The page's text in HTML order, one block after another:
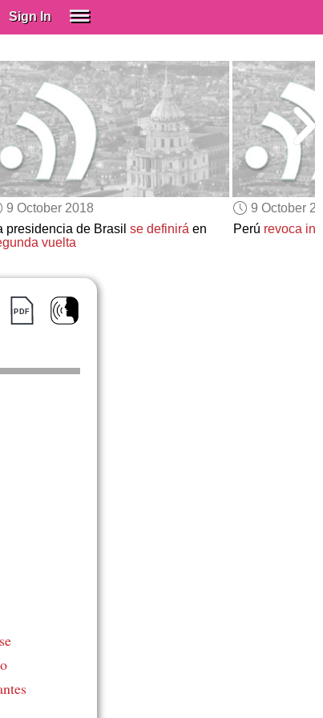
Sign In
Spanish (Spain)
Spanish (Latino)
SUBSCRIBE
EDUCATIONAL LICENSES
GIFT CARDS
OTHER LANGUAGES
9 October 2018
presidencia de Brasil se definiráen
vuelta
9 October
Perú revoca
se